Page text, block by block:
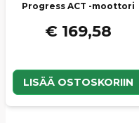
Progress ACT -moottori
€ 169,58
LISÄÄ OSTOSKORIIN